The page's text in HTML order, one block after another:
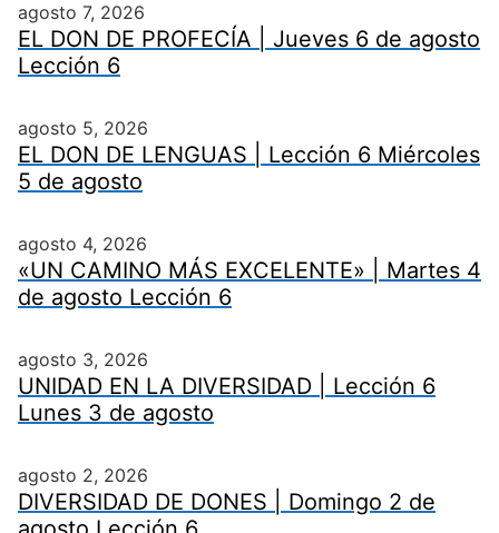
agosto 7, 2026
EL DON DE PROFECÍA | Jueves 6 de agosto
Lección 6
agosto 5, 2026
EL DON DE LENGUAS | Lección 6 Miércoles
5 de agosto
agosto 4, 2026
«UN CAMINO MÁS EXCELENTE» | Martes 4
de agosto Lección 6
agosto 3, 2026
UNIDAD EN LA DIVERSIDAD | Lección 6
Lunes 3 de agosto
agosto 2, 2026
DIVERSIDAD DE DONES | Domingo 2 de